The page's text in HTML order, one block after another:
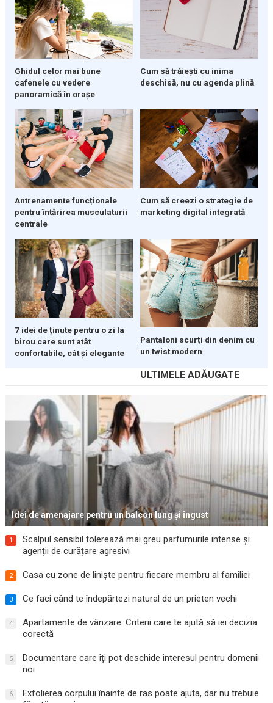
Ghidul celor mai bune
cafenele cu vedere
panoramică în orașe
Cum să trăiești cu inima
deschisă, nu cu agenda plină
Antrenamente funcționale
pentru întărirea musculaturii
centrale
Cum să creezi o strategie de
marketing digital integrată
7 idei de ținute pentru o zi la
birou care sunt atât
confortabile, cât și elegante
Pantaloni scurți din denim cu
un twist modern
ULTIMELE ADĂUGATE
Idei de amenajare pentru un balcon lung și îngust
1
Scalpul sensibil tolerează mai greu parfumurile intense și
agenții de curățare agresivi
2 Casa cu zone de liniște pentru fiecare membru al familiei
3 Ce faci când te îndepărtezi natural de un prieten vechi
4
Apartamente de vânzare: Criterii care te ajută să iei decizia
corectă
5
Documentare care îți pot deschide interesul pentru domenii
noi
6
Exfolierea corpului înainte de ras poate ajuta, dar nu trebuie